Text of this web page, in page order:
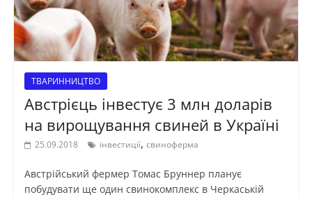
ТВАРИННИЦТВО
Австрієць інвестує 3 млн доларів
на вирощування свиней в Україні
25.09.2018 інвестиції, свиноферма
Австрійський фермер Томас Бруннер планує
побудувати ще один свинокомплекс в Черкаській